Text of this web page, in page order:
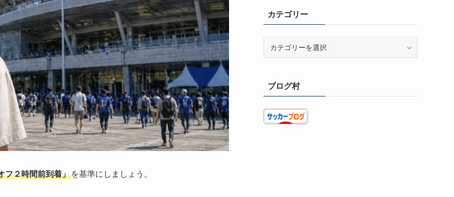
フ２時間前到着」 を基準にしましょう。
カテゴリー
ーブログ村